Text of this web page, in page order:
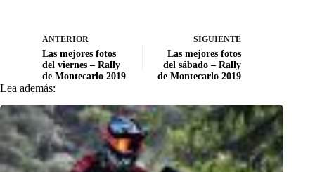
ANTERIOR
Las mejores fotos
del viernes – Rally
de Montecarlo 2019
SIGUIENTE
Las mejores fotos
del sábado – Rally
de Montecarlo 2019
Lea además: